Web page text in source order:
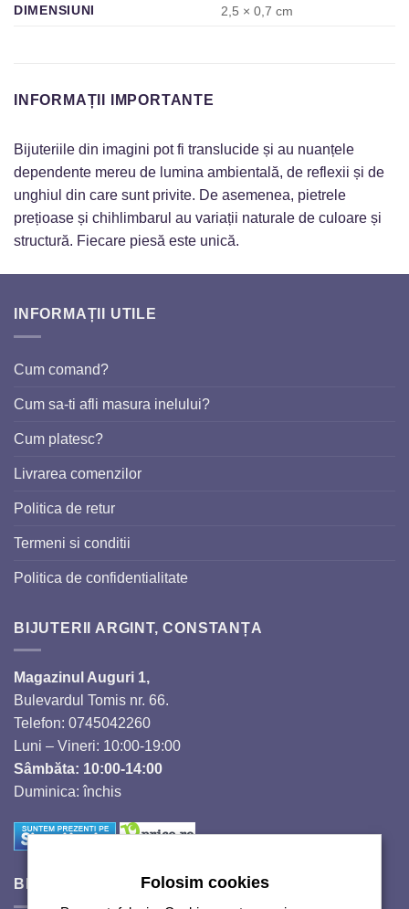
DIMENSIUNI 2,5 × 0,7 cm
INFORMAȚII IMPORTANTE
Bijuteriile din imagini pot fi translucide și au nuanțele
dependente mereu de lumina ambientală, de reflexii și de
unghiul din care sunt privite. De asemenea, pietrele
prețioase și chihlimbarul au variații naturale de culoare și
structură. Fiecare piesă este unică.
INFORMAȚII UTILE
Cum comand?
Cum sa-ti afli masura inelului?
Cum platesc?
Livrarea comenzilor
Politica de retur
Termeni si conditii
Politica de confidentialitate
BIJUTERII ARGINT, CONSTANȚA
Magazinul Auguri 1,
Bulevardul Tomis nr. 66.
Telefon: 0745042260
Luni – Vineri: 10:00-19:00
Sâmbăta: 10:00-14:00
Duminica: închis
BIJUTERII SI CRISTALEFolosim cookies